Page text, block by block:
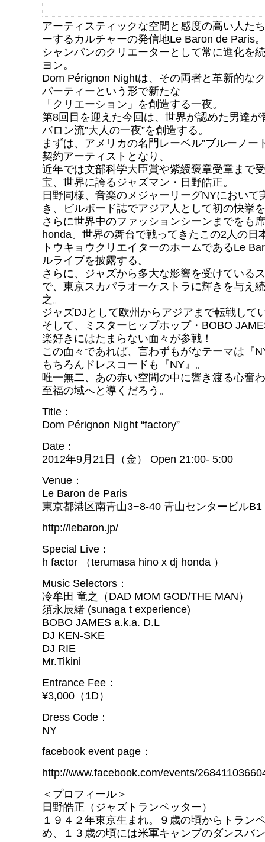
アーティスティックな空間と感度の高い人た
ーするカルチャーの発信地Le Baron de Paris。
シャンパンのクリエーターとして常に進化を
ヨン。
Dom Pérignon Nightは、その両者と革新的な
パーティーという形で新たな
「クリエーション」を創造する一夜。
第8回目を迎えた今回は、世界が認めた男達が
バロン流”大人の一夜”を創造する。
まずは、アメリカの名門レーベル”ブルーノー
契約アーティストとなり、
近年では文部科学大臣賞や紫綬褒章受章まで
宝、世界に誇るジャズマン・日野皓正。
日野同様、音楽のメジャーリーグNYにおいて
き、ビルボード誌でアジア人として初の快挙
さらに世界中のファッションシーンまでをも
honda。世界の舞台で戦ってきたこの2人の日
トウキョウクリエイターのホームであるLe
ルライブを披露する。
さらに、ジャズから多大な影響を受けている
で、東京スカパラオーケストラに輝きを与え
之。
ジャズDJとして欧州からアジアまで転戦して
そして、ミスターヒップホップ・BOBO
楽好きにはたまらない面々が参戦！
この面々であれば、言わずもがなテーマは『
もちろんドレスコードも『NY』。
唯一無二、あの赤い空間の中に響き渡る心奮
至福の域へと導くだろう。
Title：
Dom Pérignon Night “factory”
Date：
2012年9月21日（金） Open 21:00- 5:00
Venue：
Le Baron de Paris
東京都港区南青山3−8-40 青山センタービル
http://lebaron.jp/
Special Live：
h factor （terumasa hino x dj honda ）
Music Selectors：
冷牟田 竜之（DAD MOM GOD/THE MAN）
須永辰緒 (sunaga t experience)
BOBO JAMES a.k.a. D.L
DJ KEN-SKE
DJ RIE
Mr.Tikini
Entrance Fee：
¥3,000（1D）
Dress Code：
NY
facebook event page：
http://www.facebook.com/events/
＜プロフィール＞
日野皓正（ジャズトランペッター）
１９４２年東京生まれ。９歳の頃からトラン
め、１３歳の頃には米軍キャンプのダンスバ